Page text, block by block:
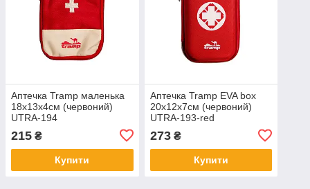
Аптечка Tramp маленька
18х13х4см (червоний)
UTRA-194
215 ₴
Купити
Аптечка Tramp EVA box
20х12х7см (червоний)
UTRA-193-red
273₴
Купити